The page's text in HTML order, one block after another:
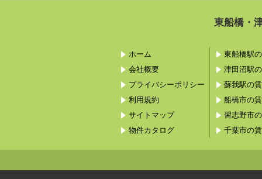
東船橋・
ホーム
会社概要
プライバシーポリシー
利用規約
サイトマップ
物件カタログ
東船橋駅
津田沼駅
蘇我駅の
船橋市の
習志野市
千葉市の